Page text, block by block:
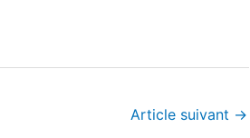
Article suivant →